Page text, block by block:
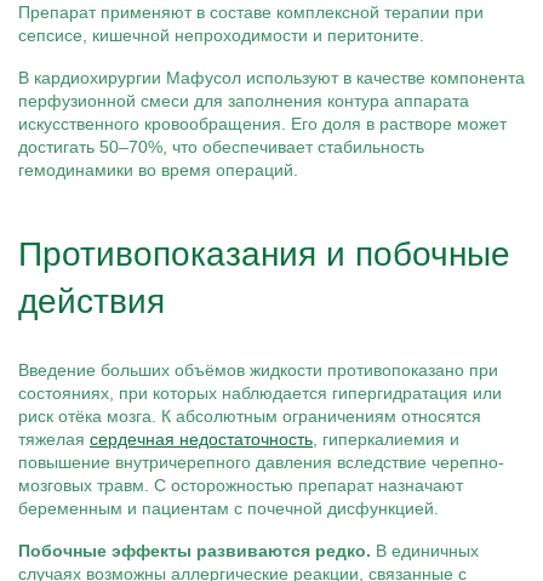
Препарат применяют в составе комплексной терапии при
сепсисе, кишечной непроходимости и перитоните.
В кардиохирургии Мафусол используют в качестве компонента
перфузионной смеси для заполнения контура аппарата
искусственного кровообращения. Его доля в растворе может
достигать 50–70%, что обеспечивает стабильность
гемодинамики во время операций.
Противопоказания и побочные
действия
Введение больших объёмов жидкости противопоказано при
состояниях, при которых наблюдается гипергидратация или
риск отёка мозга. К абсолютным ограничениям относятся
тяжелая сердечная недостаточность , гиперкалиемия и
повышение внутричерепного давления вследствие черепно-
мозговых травм. С осторожностью препарат назначают
беременным и пациентам с почечной дисфункцией.
Побочные эффекты развиваются редко. В единичных
случаях возможны аллергические реакции, связанные с